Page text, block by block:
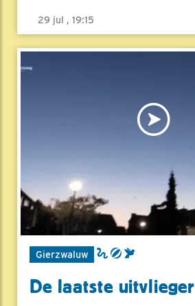
29 jul , 19:15
Gierzwaluw
De laatste uitvlieger